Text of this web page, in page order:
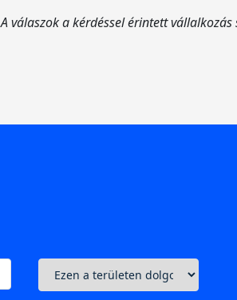
a kérdéssel érintett vállalkozás